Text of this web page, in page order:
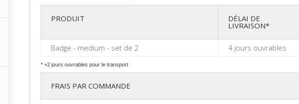
PRODUIT DÉLAI DE
LIVRAISON*
Badge - medium - set de 2 4 jours ouvrables
* +2 jours ouvrables pour le transport
FRAIS PAR COMMANDE